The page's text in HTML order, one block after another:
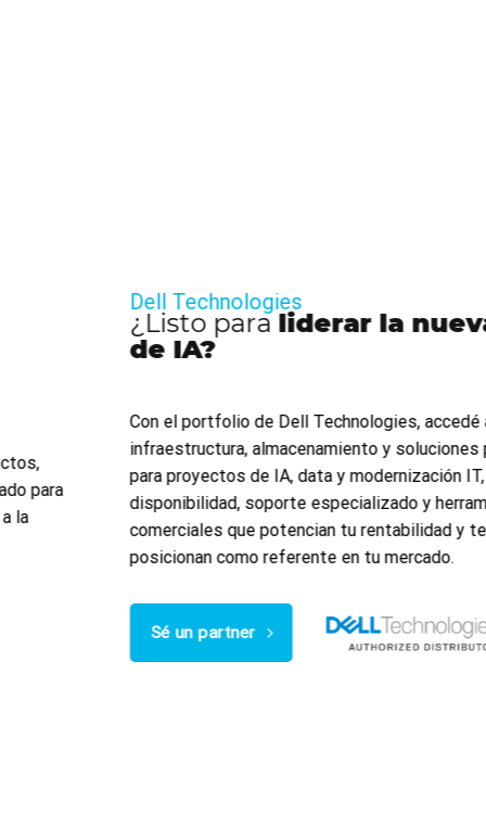
Dell Technologies
¿Listo paraliderar la nueva era
Con el portfolio de Dell Technologies, accedé a
infraestructura, almacenamiento y soluciones preparadas
para proyectos de IA, data y modernización IT, con
disponibilidad, soporte especializado y herramientas
comerciales que potencian tu rentabilidad y te
posicionan como referente en tu mercado.